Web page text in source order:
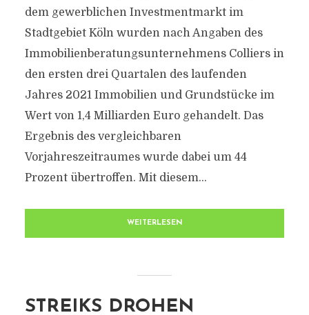
dem gewerblichen Investmentmarkt im
Stadtgebiet Köln wurden nach Angaben des
Immobilienberatungsunternehmens Colliers in
den ersten drei Quartalen des laufenden
Jahres 2021 Immobilien und Grundstücke im
Wert von 1,4 Milliarden Euro gehandelt. Das
Ergebnis des vergleichbaren
Vorjahreszeitraumes wurde dabei um 44
Prozent übertroffen. Mit diesem...
WEITERLESEN
STREIKS DROHEN